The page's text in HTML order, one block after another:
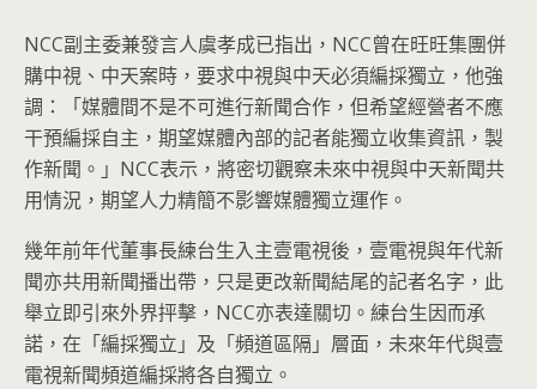
NCC副主委兼發言人虞孝成已指出，NCC曾在旺旺集團併
購中視、中天案時，要求中視與中天必須編採獨立，他強
調：「媒體間不是不可進行新聞合作，但希望經營者不應
干預編採自主，期望媒體內部的記者能獨立收集資訊，製
作新聞。」NCC表示，將密切觀察未來中視與中天新聞共
用情況，期望人力精簡不影響媒體獨立運作。
幾年前年代董事長練台生入主壹電視後，壹電視與年代新
聞亦共用新聞播出帶，只是更改新聞結尾的記者名字，此
舉立即引來外界抨擊，NCC亦表達關切。練台生因而承
諾，在「編採獨立」及「頻道區隔」層面，未來年代與壹
電視新聞頻道編採將各自獨立。